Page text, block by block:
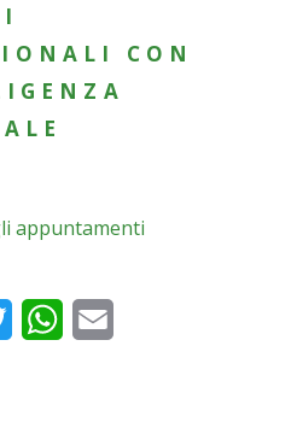
CON
appuntamenti
Twitter WhatsApp